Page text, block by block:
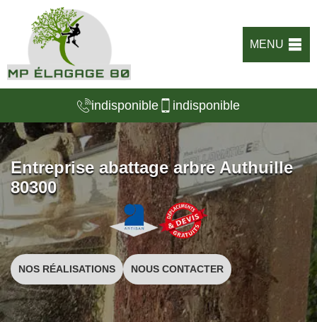
MENU
indisponible indisponible
Entreprise abattage arbre Authuille
80300
NOS RÉALISATIONS NOUS CONTACTER